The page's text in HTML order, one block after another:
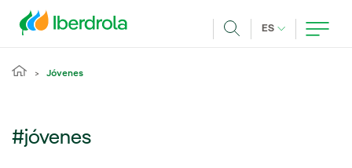
ES IDIOMA
Jóvenes
#jóvenes